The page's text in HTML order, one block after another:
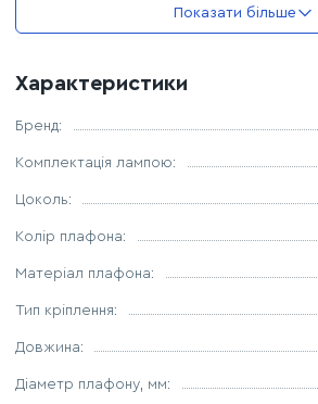
Довжина люстри – 900 мм
Розмір кріплення до стелі – 100 мм
Комплектація лампочками: ні
Показати більше
Характеристики
Бренд:
Комплектація лампою:
Цоколь:
Колір плафона:
Матеріал плафона:
Тип кріплення:
Довжина:
Дiаметр плафону, мм: